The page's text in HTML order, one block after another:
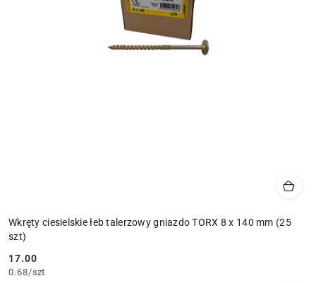
Wkręty ciesielskie łeb talerzowy gniazdo TORX 8 x 140 mm (25
szt)
Cena:
17.00
0.68/szt